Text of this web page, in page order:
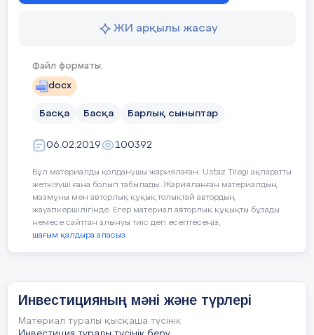
3 Көне түркі
жазылатын күрделі
сөйлем құрастыру.
алдыңыз?
туралы пікір
түсінбеген ұғымдар
Мектеп шараларына белсенді қатысып қана
қоймай, мектеп өміріне жауапкершілікпен
қиындықтарды тез шеше біліп, қолдау көрсетуге
дайын тұрады. Оқу барысында білім деңгейі
орташа, себебі көп кітап оқығанды ұнатады, өз
білімін жан – жақты жетілдіреді.
Аманкосов Арсен алдағы уақытта елін сүйер,
болатынына үміт артамыз.
Мектеп директоры Г.У. Габдрахманова
Класс жетекші Р.Б.Жансугирова
ЖИ арқылы жасау
Файл форматы:
docx
Басқа Басқа Барлық сыныптар
06.02.2019 100392
Бұл материалды қолданушы жариялаған. Ustaz Tilegi ақпаратты
жеткізуші ғана болып табылады. Жарияланған материалдың
мазмұны мен авторлық құқық толықтай автордың
жауапкершілігінде. Егер материал авторлық құқықты бұзады
немесе сайттан алынуы тиіс деп есептесеңіз,
шағым қалдыра аласыз
Инвестицияның мәні және түрлері
Материал туралы қысқаша түсінік